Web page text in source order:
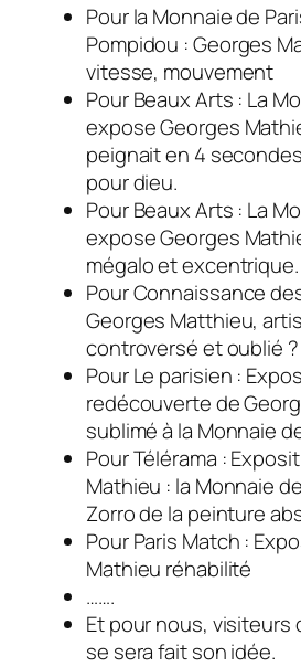
Pour la Monnaie de
Pompidou :Georges
vitesse, mouvement
Pour Beaux Arts : La
expose Georges
peignait en 4
pour dieu.
Pour Beaux Arts : La
expose Georges
mégalo et excentrique.
Pour Connaissance
Georges Matthieu,
controversé et oublié ?
Pour Le parisien :
redécouverte de
sublimé à la Monnaie
Pour Télérama :
Mathieu : la Monnaie
Zorro de la peinture
Pour Paris Match :
Mathieu réhabilité
…….
Et pour nous, visiteurs
se sera fait son idée.